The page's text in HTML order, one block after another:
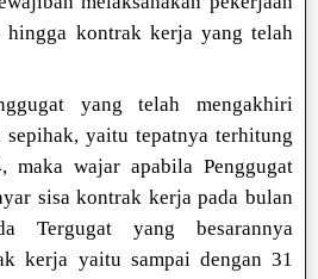
hingga kontrak kerja yang telah
yang telah mengakhiri
sepihak, yaitu tepatnya terhitung
maka wajar apabila Penggugat
sisa kontrak kerja pada bulan
Tergugat yang besarannya
kerja yaitu sampai dengan 31